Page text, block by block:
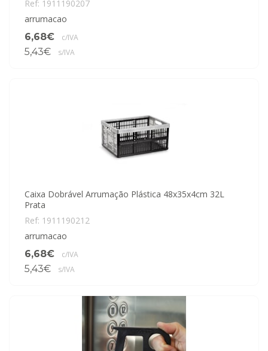
Ref: 1911190207
arrumacao
6,68€
c/IVA
5,43€ s/IVA
Caixa Dobrável Arrumação Plástica 48x35x4cm 32L
Prata
Ref: 1911190212
arrumacao
6,68€
c/IVA
5,43€ s/IVA